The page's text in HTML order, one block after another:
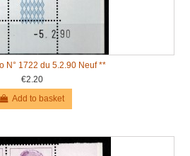
N° 1722 du 5.2.90 Neuf **
€2.20
Add to basket